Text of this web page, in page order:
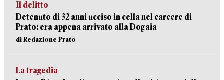
Il delitto
Detenuto di 32 anni ucciso in cella nel carcere di
Prato: era appena arrivato alla Dogaia
di Redazione Prato
La tragedia